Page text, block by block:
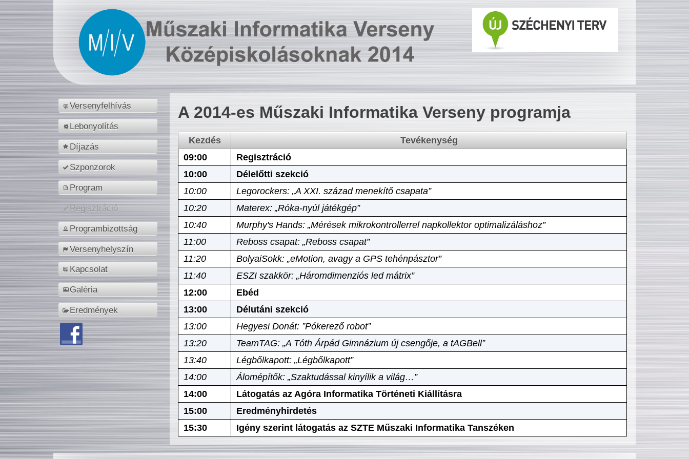
Versenyfelhívás
Lebonyolítás
Díjazás
Szponzorok
Program
Regisztráció
Programbizottság
Versenyhelyszín
Kapcsolat
Galéria
Eredmények
A 2014-es Műszaki Informatika Verseny programja
Kezdés
Tevékenység
09:00
Regisztráció
10:00
Délelőtti szekció
10:00
Legorockers: „A XXI. század menekítő csapata”
10:20
Materex: „Róka-nyúl játékgép”
10:40
Murphy's Hands: „Mérések mikrokontrollerrel napkollektor optimalizáláshoz”
11:00
Reboss csapat: „Reboss csapat”
11:20
BolyaiSokk: „eMotion, avagy a GPS tehénpásztor”
11:40
ESZI szakkör: „Háromdimenziós led mátrix”
12:00
Ebéd
13:00
Délutáni szekció
13:00
Hegyesi Donát: ”Pókerező robot”
13:20
TeamTAG: „A Tóth Árpád Gimnázium új csengője, a tAGBell”
13:40
Légbőlkapott: „Légbőlkapott”
14:00
Álomépítők: „Szaktudással kinyílik a világ…”
14:00
Látogatás az Agóra Informatika Történeti Kiállításra
15:00
Eredményhirdetés
15:30
Igény szerint látogatás az SZTE Műszaki Informatika Tanszéken